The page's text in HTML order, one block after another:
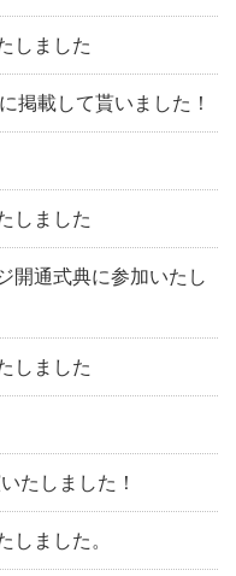
しました
掲載して貰いました！
しました
開通式典に参加いたし
しました
たしました！
ました。